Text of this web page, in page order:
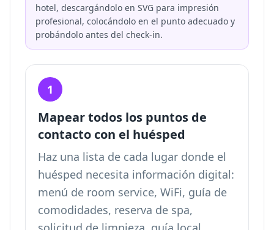
hotel, descargándolo en SVG para impresión
profesional, colocándolo en el punto adecuado y
probándolo antes del check-in.
1
Mapear todos los puntos de
contacto con el huésped
Haz una lista de cada lugar donde el
huésped necesita información digital:
menú de room service, WiFi, guía de
comodidades, reserva de spa,